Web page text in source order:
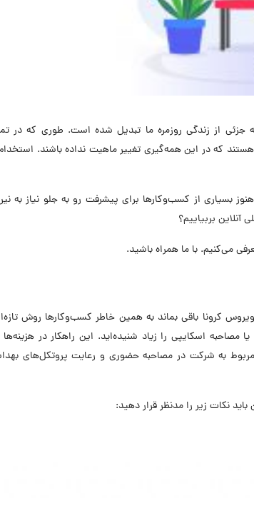
جزئی از زندگی روزمره ما تبدیل شده است. طوری که در
که در این همه‌گیری تغییر ماهیت نداده باشند.
بسیاری از کسب‌وکارها برای پیشرفت رو به جلو نیاز به
بربیاییم؟
می‌کنیم. با ما همراه باشید.
کرونا باقی بماند به همین خاطر کسب‌وکارها روش
مصاحبه اسکایپی را زیاد شنیده‌اید. این راهکار در
مربوط به شرکت در مصاحبه حضوری و رعایت پروتکل‌های
نکات زیر را مدنظر قرار دهید: